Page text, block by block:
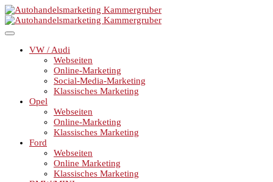
VW / Audi
Webseiten
Online-Marketing
Social-Media-Marketing
Klassisches Marketing
Opel
Webseiten
Online-Marketing
Klassisches Marketing
Ford
Webseiten
Online Marketing
Klassisches Marketing